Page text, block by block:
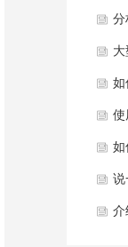
有
分
大
测
如
产
使
限
如
糙
说
障
介